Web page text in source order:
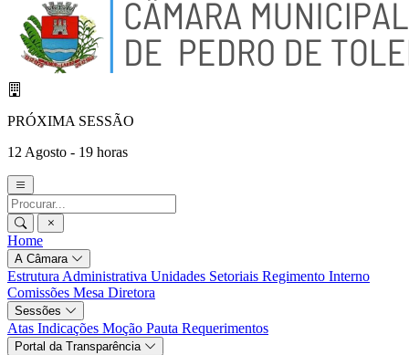
PRÓXIMA SESSÃO
12 Agosto - 19 horas
Home
A Câmara
Estrutura Administrativa Unidades Setoriais Regimento Interno
Comissões Mesa Diretora
Sessões
Atas Indicações Moção Pauta Requerimentos
Portal da Transparência